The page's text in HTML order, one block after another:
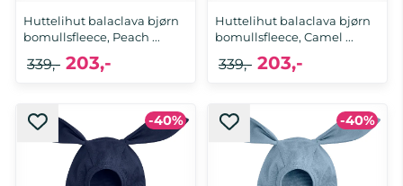
Huttelihut balaclava bjørn
bomullsfleece, Peach ...
6-12 mnd, 1-2 år
203,-
339,-
Huttelihut balaclava bjørn
bomullsfleece, Camel ...
6-12 mnd, 1-2 år
203,-
339,-
-40% -40%